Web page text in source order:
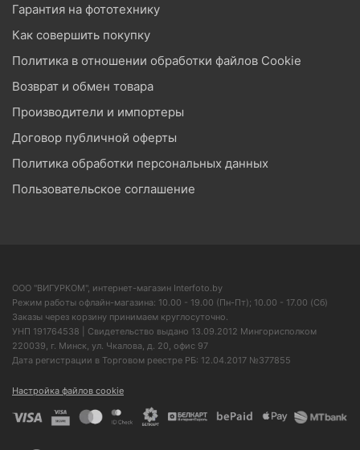
Гарантия на фототехнику
Как совершить покупку
Политика в отношении обработки файлов Cookie
Возврат и обмен товара
Производители и импортеры
Договор публичной оферты
Политика обработки персональных данных
Пользовательское соглашение
ООО "ВИГУРКОМ", интернет-магазин Interfoto.by
Режим работы офлайн-магазина: 10.00 - 19.00 (Пн-Пт); 10.00 - 17.00 (Сб)
Заказы через корзину принимаем круглосуточно.
УНП 191764538 | Свидетельство выдано 13.09.2012 Мингорисполком
220039, г. Минск, ул. Чкалова, д. 20, офис 97
Дата регистрации в Торговом реестре РБ: 12.04.2017 №377855
Настройка файлов cookie